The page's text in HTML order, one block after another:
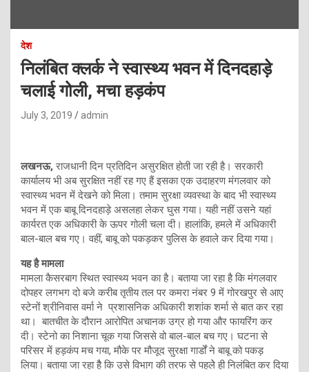
देश
निलंबित क्लर्क ने स्वास्थ्य भवन में दिनदहाड़े
चलाई गोली, मचा हड़कंप
July 3, 2019 admin
लखनऊ,राजधानी दिन प्रतिदिन असुरक्षित होती जा रही है। सरकारी
कार्यालय भी अब सुरक्षित नहीं रह गए हैं इसका एक उदाहरण मंगलवार को
स्वास्थ्य भवन में देखने को मिला। तमाम सुरक्षा व्यवस्था के बाद भी स्वास्थ्य
भवन में एक बाबू दिनदहाड़े असलहा लेकर घुस गया। यही नहीं उसने यहां
कार्यरत एक अधिकारी के ऊपर गोली चला दी। हालांकि, हमले में अधिकारी
बाल-बाल बच गए। वहीं, बाबू को पकड़कर पुलिस के हवाले कर दिया गया।
यह है मामला
मामला कैसरबाग स्थित स्‍वास्‍थ्‍य भवन का है। बताया जा रहा है कि मंगलवार
दोपहर लगभग दो बजे करीब तृतीय तल पर कमरा नंबर 9 में गोरखपुर से आए
स्टेनों श्रीनिवास वर्मा ने प्रशासनिक अधिकारी शशांक शर्मा से बात कर रहा
था। बातचीत के दौरान आरोपित अचानक उग्र हो गया और फायरिंग कर
दी। स्‍टेनो का निशाना चूक गया जिससे वो बाल-बाल बच गए। घटना से
परिसर में हड़कंप मच गया, मौके पर मौजूद सुरक्षा गार्डों ने बाबू को पकड़
लिया। बताया जा रहा हैै कि उसे विभाग की तरफ से पहलेे ही निलंबित कर दिया